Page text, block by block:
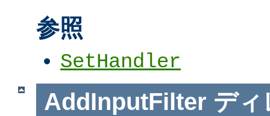
参照
SetHandler
AddInputFilter ディ